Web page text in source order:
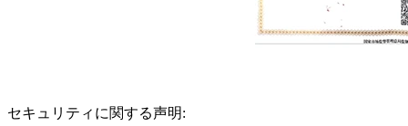
セキュリティに関する声明: